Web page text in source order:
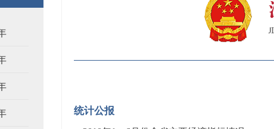
统计公报